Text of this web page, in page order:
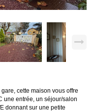
cette maison vous offre
une entrée, un séjour/salon
donnant sur une petite